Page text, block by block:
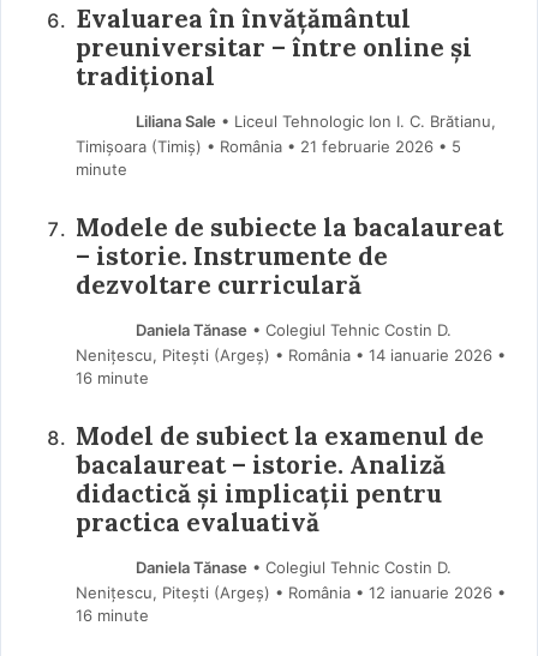
Evaluarea în învățământul
preuniversitar – între online și
tradițional
Liliana Sale • Liceul Tehnologic Ion I. C. Brătianu,
Timișoara (Timiş) • România
21 februarie 2026 • 5
minute
Modele de subiecte la bacalaureat
– istorie. Instrumente de
dezvoltare curriculară
Daniela Tănase • Colegiul Tehnic Costin D.
Nenițescu, Pitești (Argeş) • România
14 ianuarie 2026 •
16 minute
Model de subiect la examenul de
bacalaureat – istorie. Analiză
didactică și implicații pentru
practica evaluativă
Daniela Tănase • Colegiul Tehnic Costin D.
Nenițescu, Pitești (Argeş) • România
12 ianuarie 2026 •
16 minute